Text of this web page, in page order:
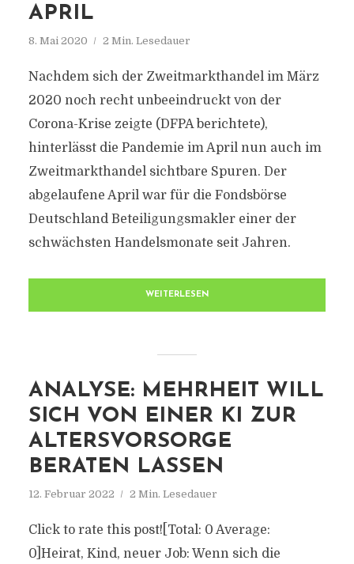
APRIL
8. Mai 2020 2 Min. Lesedauer
Nachdem sich der Zweitmarkthandel im März
2020 noch recht unbeeindruckt von der
Corona-Krise zeigte (DFPA berichtete),
hinterlässt die Pandemie im April nun auch im
Zweitmarkthandel sichtbare Spuren. Der
abgelaufene April war für die Fondsbörse
Deutschland Beteiligungsmakler einer der
schwächsten Handelsmonate seit Jahren.
WEITERLESEN
ANALYSE: MEHRHEIT WILL
SICH VON EINER KI ZUR
ALTERSVORSORGE
BERATEN LASSEN
12. Februar 2022 2 Min. Lesedauer
Click to rate this post![Total: 0 Average:
0]Heirat, Kind, neuer Job: Wenn sich die